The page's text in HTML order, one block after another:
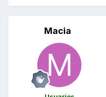
Macia